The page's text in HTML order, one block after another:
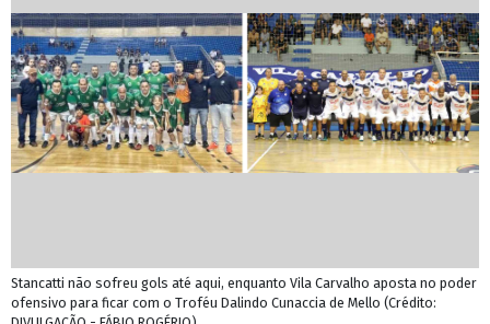
Stancatti não sofreu gols até aqui, enquanto Vila Carvalho aposta no poder
ofensivo para ficar com o Troféu Dalindo Cunaccia de Mello (Crédito: